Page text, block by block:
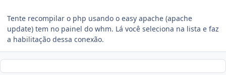
Tente recompilar o php usando o easy apache (apache
update) tem no painel do whm. Lá você seleciona na lista e faz
a habilitação dessa conexão.